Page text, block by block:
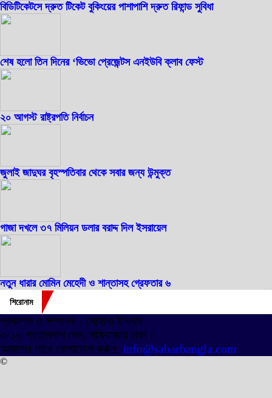
বিডিটিকেটসে দ্রুত টিকেট বুকিংয়ের পাশাপাশি দ্রুত রিফান্ড সুবিধা
শেষ হলো তিন দিনের ‘ভিভো প্রেজেন্টস এনইউবি ক্লাব ফেস্ট
২০ আগস্ট রাষ্ট্রপতি নির্বাচন
জুলাই জাদুঘর বৃহস্পতিবার থেকে সবার জন্য উন্মুক্ত
গাজা দখলে ৩৭ মিলিয়ন ডলার বরাদ্দ দিল ইসরায়েল
নতুন ধারার মোমিন মেহেদী ও শান্তাসহ গ্রেফতার ৬
শিরোনাম
প্রকাশক ও সম্পাদক : সোহানা ইসলাম
৩/১৩ প্রতাপদাশ লেন, লক্ষিবাজার ঢাকা।
আমাদের সাথে যোগাযোগ করুন: info@sabarbangla.com
©